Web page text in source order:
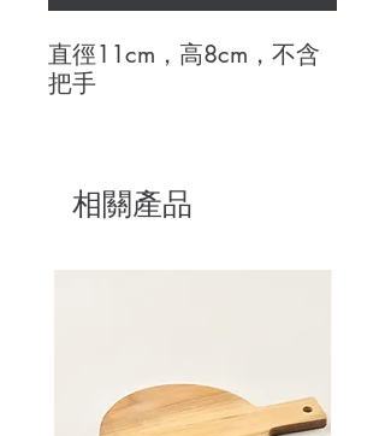
直徑11cm，高8cm，不含
把手
相關產品